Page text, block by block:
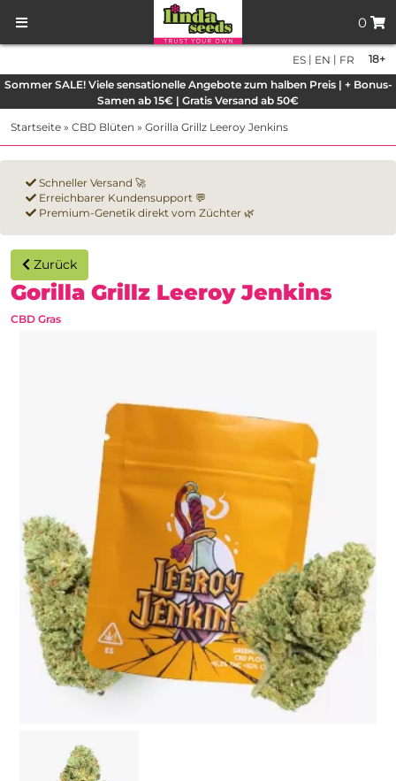
0
18+
ES | EN | FR
Sommer SALE! Viele sensationelle Angebote zum halben Preis | + Bonus-
Samen ab 15€ | Gratis Versand ab 50€
Startseite » CBD Blüten » Gorilla Grillz Leeroy Jenkins
Schneller Versand 🚀
Erreichbarer Kundensupport 💬
Premium-Genetik direkt vom Züchter 🌿
Zurück
Gorilla Grillz Leeroy Jenkins
CBD Gras